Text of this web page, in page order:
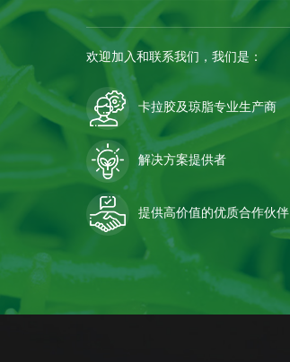
欢迎加入和联系我们，我们是：
卡拉胶及琼脂专业生产商
解决方案提供者
提供高价值的优质合作伙伴